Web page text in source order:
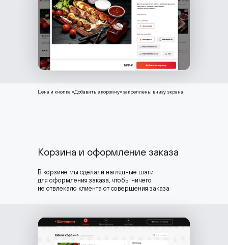
Цена и кнопка «Добавить в корзину» закреплены внизу экрана
Корзина и оформление заказа
В корзине мы сделали наглядные шаги
для оформления заказа, чтобы ничего
не отвлекало клиента от совершения заказа